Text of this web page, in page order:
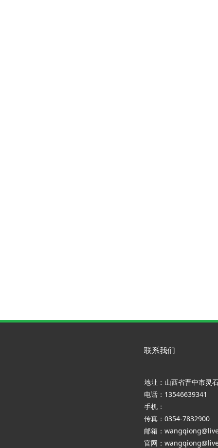
联系我们
地址：山西省晋中市灵
电话：13546639341
手机：
传真：0354-7832900
邮箱：
官网：